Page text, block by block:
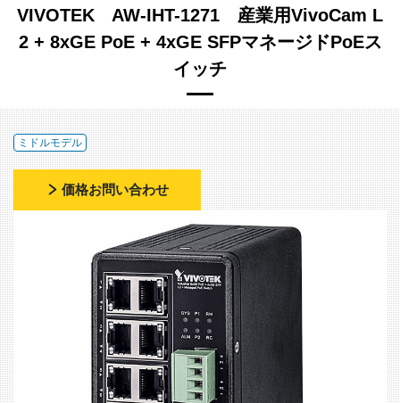
VIVOTEK AW-IHT-1271 産業用VivoCam L
2 + 8xGE PoE + 4xGE SFPマネージドPoEス
イッチ
ミドルモデル
価格お問い合わせ